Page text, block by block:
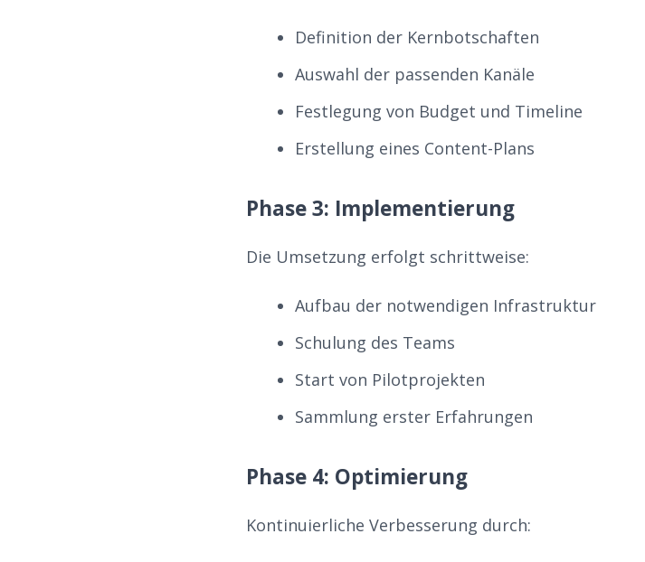
Definition der Kernbotschaften
Auswahl der passenden Kanäle
Festlegung von Budget und Timeline
Erstellung eines Content-Plans
Phase 3: Implementierung
Die Umsetzung erfolgt schrittweise:
Aufbau der notwendigen Infrastruktur
Schulung des Teams
Start von Pilotprojekten
Sammlung erster Erfahrungen
Phase 4: Optimierung
Kontinuierliche Verbesserung durch: